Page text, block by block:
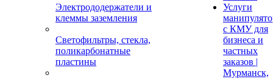
Электрододержатели и
клеммы заземления
Светофильтры, стекла,
поликарбонатные
пластины
Услуги
с КМУ для
бизнеса и
частных
заказов |
Мурманск,